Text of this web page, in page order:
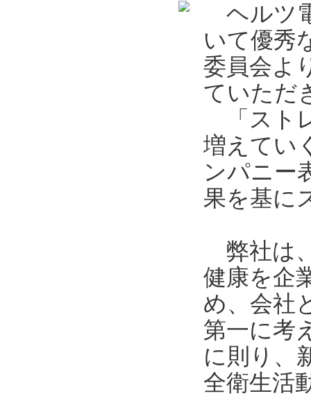
ヘルツ
いて優秀
委員会よ
ていただ
「スト
増えてい
ンパニー
果を基に
弊社は
健康を企
め、会社
第一に考
に則り、
全衛生活